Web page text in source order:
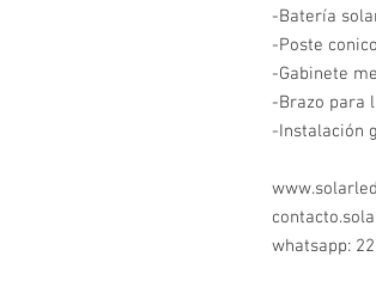
-Batería
-Poste
-Gabinete
-Brazo para
-Instalación
whatsapp: